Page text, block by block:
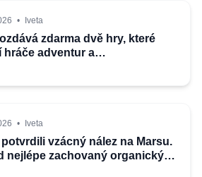
• Iveta
zdarma dvě hry, které
hráče adventur a
• Iveta
vzácný nález na Marsu.
nejlépe zachovaný organický